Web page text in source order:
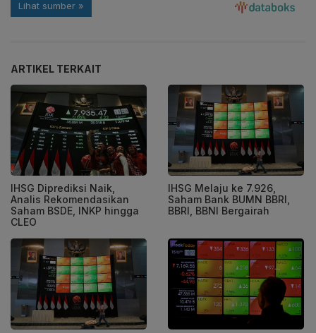
ARTIKEL TERKAIT
IHSG Diprediksi Naik,
Analis Rekomendasikan
Saham BSDE, INKP hingga
CLEO
IHSG Melaju ke 7.926,
Saham Bank BUMN BBRI,
BBRI, BBNI Bergairah